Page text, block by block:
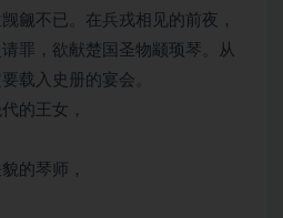
觎不已。在兵戎相见的前夜，
罪，欲献楚国圣物颛顼琴。从
载入史册的宴会。
的王女，
的琴师，